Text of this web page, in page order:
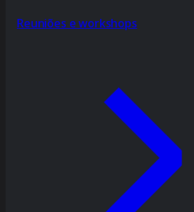
Reuniões e workshops